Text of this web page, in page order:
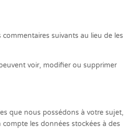
suivants au lieu de les
voir, modifier ou supprimer
que nous possédons à votre sujet,
les données stockées à des